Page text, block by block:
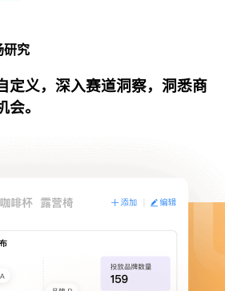
研究
定义，深入赛道洞察，洞悉商
。